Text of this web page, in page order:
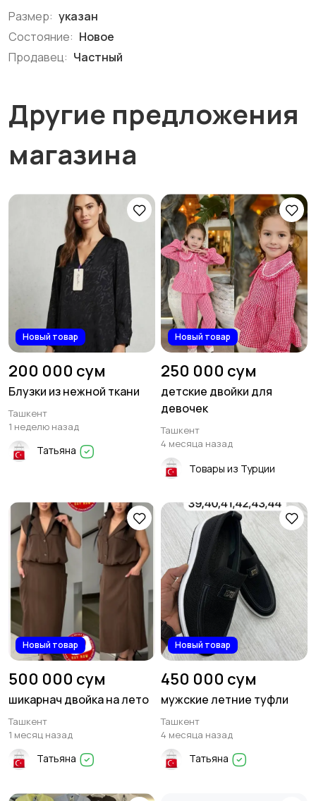
Размер: указан
Состояние: Новое
Продавец: Частный
Другие предложения
магазина
Новый товар
200 000 сум
Блузки из нежной ткани
Ташкент
1 неделю назад
Татьяна
Новый товар
250 000 сум
детские двойки для
девочек
Ташкент
4 месяца назад
Товары из Турции
Новый товар
500 000 сум
шикарнач двойка на лето
Ташкент
1 месяц назад
Татьяна
Новый товар
450 000 сум
мужские летние туфли
Ташкент
4 месяца назад
Татьяна